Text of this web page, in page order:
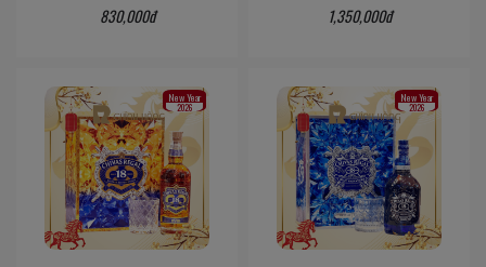
830,000đ 1,350,000đ
New Year
2026
New Year
2026